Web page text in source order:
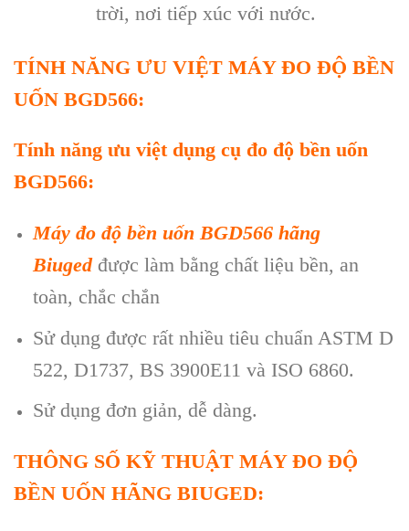
trời, nơi tiếp xúc với nước.
TÍNH NĂNG ƯU VIỆT MÁY ĐO ĐỘ BỀN
UỐN BGD566:
Tính năng ưu việt dụng cụ đo độ bền uốn
BGD566:
Máy đo độ bền uốn BGD566 hãng
Biugedđược làm bằng chất liệu bền, an
toàn, chắc chắn
Sử dụng được rất nhiều tiêu chuẩn ASTM D
522, D1737, BS 3900E11 và ISO 6860.
Sử dụng đơn giản, dễ dàng.
THÔNG SỐ KỸ THUẬT MÁY ĐO ĐỘ
BỀN UỐN HÃNG BIUGED: